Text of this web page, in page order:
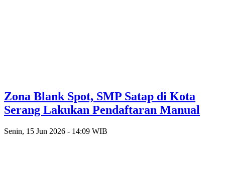
Zona Blank Spot, SMP Satap di Kota
Serang Lakukan Pendaftaran Manual
Senin, 15 Jun 2026 - 14:09 WIB